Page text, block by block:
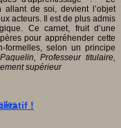
allant de soi, devient l’objet
acteurs. Il est de plus admis
Ce carnet, fruit d’une
pour appréhender cette
formelles, selon un principe
Professeur titulaire,
supérieur
!